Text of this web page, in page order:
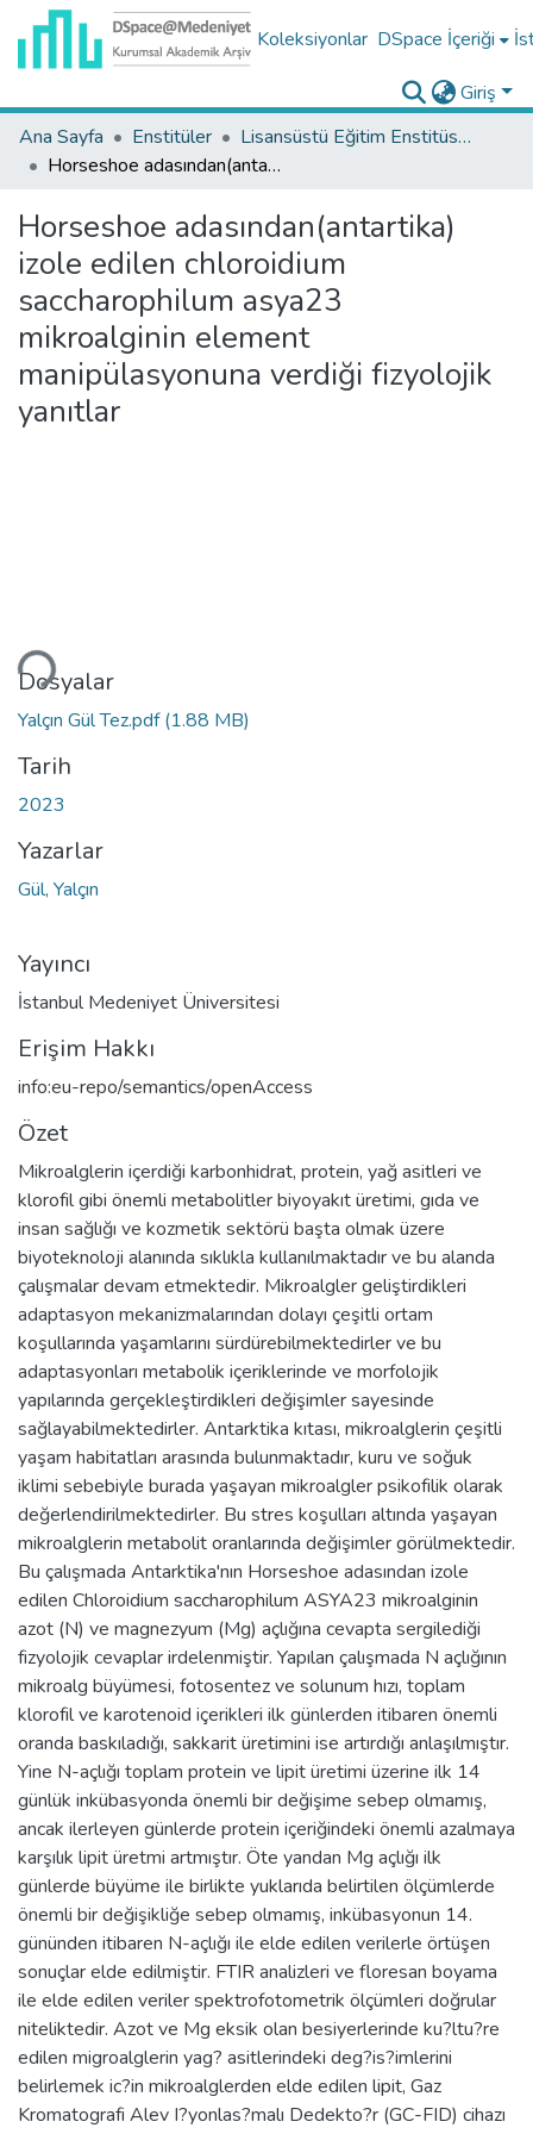
Koleksiyonlar DSpace İçeriği
Giriş
Ana Sayfa
Enstitüler
Lisansüstü Eğitim Enstitüsü Tez Koleksiyonu
Horseshoe adasından(antartika) izole edilen chloroidium saccharophilum asya23 mikroalginin element manipülasyonuna verdiği fizyolojik yanıtlar
Horseshoe adasından(antartika)
izole edilen chloroidium
saccharophilum asya23
mikroalginin element
manipülasyonuna verdiği fizyolojik
yanıtlar
Yükleniyor...
Dosyalar
Yalçın Gül Tez.pdf(1.88 MB)
Tarih
2023
Yazarlar
Gül, Yalçın
Yayıncı
İstanbul Medeniyet Üniversitesi
Erişim Hakkı
info:eu-repo/semantics/openAccess
Özet
Mikroalglerin içerdiği karbonhidrat, protein, yağ asitleri ve
klorofil gibi önemli metabolitler biyoyakıt üretimi, gıda ve
insan sağlığı ve kozmetik sektörü başta olmak üzere
biyoteknoloji alanında sıklıkla kullanılmaktadır ve bu alanda
çalışmalar devam etmektedir. Mikroalgler geliştirdikleri
adaptasyon mekanizmalarından dolayı çeşitli ortam
koşullarında yaşamlarını sürdürebilmektedirler ve bu
adaptasyonları metabolik içeriklerinde ve morfolojik
yapılarında gerçekleştirdikleri değişimler sayesinde
sağlayabilmektedirler. Antarktika kıtası, mikroalglerin çeşitli
yaşam habitatları arasında bulunmaktadır, kuru ve soğuk
iklimi sebebiyle burada yaşayan mikroalgler psikofilik olarak
değerlendirilmektedirler. Bu stres koşulları altında yaşayan
mikroalglerin metabolit oranlarında değişimler görülmektedir.
Bu çalışmada Antarktika'nın Horseshoe adasından izole
edilen Chloroidium saccharophilum ASYA23 mikroalginin
azot (N) ve magnezyum (Mg) açlığına cevapta sergilediği
fizyolojik cevaplar irdelenmiştir. Yapılan çalışmada N açlığının
mikroalg büyümesi, fotosentez ve solunum hızı, toplam
klorofil ve karotenoid içerikleri ilk günlerden itibaren önemli
oranda baskıladığı, sakkarit üretimini ise artırdığı anlaşılmıştır.
Yine N-açlığı toplam protein ve lipit üretimi üzerine ilk 14
günlük inkübasyonda önemli bir değişime sebep olmamış,
ancak ilerleyen günlerde protein içeriğindeki önemli azalmaya
karşılık lipit üretmi artmıştır. Öte yandan Mg açlığı ilk
günlerde büyüme ile birlikte yuklarıda belirtilen ölçümlerde
önemli bir değişikliğe sebep olmamış, inkübasyonun 14.
gününden itibaren N-açlığı ile elde edilen verilerle örtüşen
sonuçlar elde edilmiştir. FTIR analizleri ve floresan boyama
ile elde edilen veriler spektrofotometrik ölçümleri doğrular
niteliktedir. Azot ve Mg eksik olan besiyerlerinde ku?ltu?re
edilen migroalglerin yag? asitlerindeki deg?is?imlerini
belirlemek ic?in mikroalglerden elde edilen lipit, Gaz
Kromatografi Alev I?yonlas?malı Dedekto?r (GC-FID) cihazı